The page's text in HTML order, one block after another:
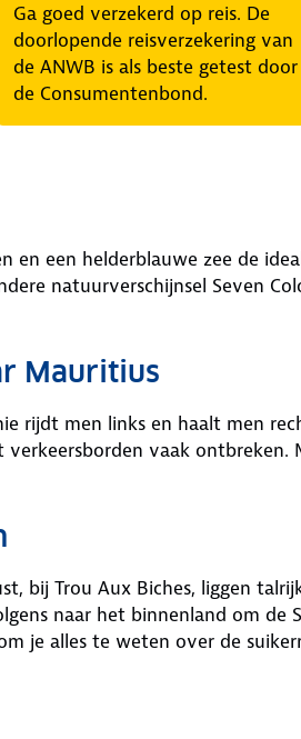
Ga goed verzekerd op reis. De
doorlopende reisverzekering van
de ANWB is als beste getest door
de Consumentenbond.
een helderblauwe zee de
natuurverschijnsel Seven
Mauritius
rijdt men links en haalt men
vaak
bij Trou Aux Biches, liggen
naar het binnenland om de
je alles te weten over de